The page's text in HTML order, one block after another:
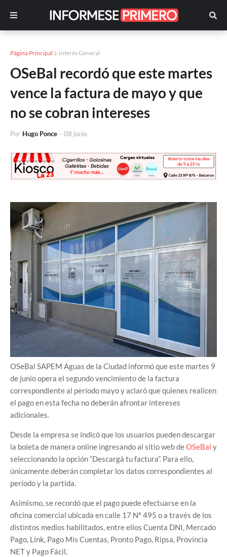
Página Principal Interés General
OSeBal recordó que este martes
vence la factura de mayo y que
no se cobran intereses
Por Hugo Ponce - 08 junio
OSeBal SAPEM Aguas de la Ciudad informó que este martes 9
de junio opera el segundo vencimiento de la factura
correspondiente al período mayo y aclaró que quienes realicen
el pago en esta fecha no deberán afrontar intereses
adicionales.
Desde la empresa se indicó que los usuarios pueden descargar
la boleta de manera online ingresando al sitio web deOSeBal y
seleccionando la opción “Descargá tu factura”. Para ello,
únicamente deberán completar los datos correspondientes al
período y la partida.
Asimismo, se recordó que el pago puede efectuarse en la
oficina comercial ubicada en calle 17 Nº 495 o a través de los
distintos medios habilitados, entre ellos Cuenta DNI, Mercado
Pago, Link, Pago Mis Cuentas, Pronto Pago, Ripsa, Provincia
NET y Pago Fácil.